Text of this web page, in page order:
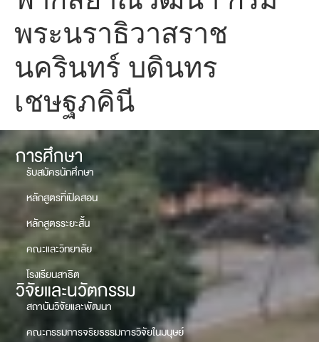
พระนราธิวาสราช
นครินทร์ บดินทร
เชษฐภคินี
การศึกษา
รับสมัครนักศึกษา
หลักสูตรที่เปิดสอน
หลักสูตรระยะสั้น
คณะและวิทยาลัย
โรงเรียนสาธิต
วิจัยและนวัตกรรม
สถาบันวิจัยและพัฒนา
คณะกรรมการจริยธรรมการวิจัยในมนุษย์